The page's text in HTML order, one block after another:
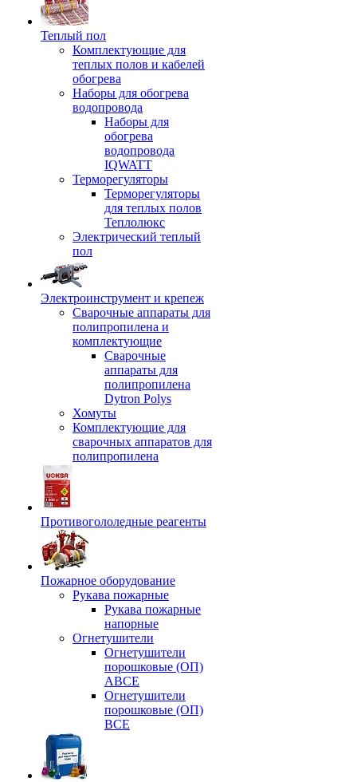
Теплый пол
Комплектующие для
теплых полов и кабелей
обогрева
Наборы для обогрева
водопровода
Наборы для
обогрева
водопровода
IQWATT
Терморегуляторы
Терморегуляторы
для теплых полов
Теплолюкс
Электрический теплый
пол
Электроинструмент и крепеж
Сварочные аппараты для
полипропилена и
комплектующие
Сварочные
аппараты для
полипропилена
Dytron Polys
Хомуты
Комплектующие для
сварочных аппаратов для
полипропилена
Противогололедные реагенты
Пожарное оборудование
Рукава пожарные
Рукава пожарные
напорные
Огнетушители
Огнетушители
порошковые (ОП)
АВСЕ
Огнетушители
порошковые (ОП)
ВСЕ